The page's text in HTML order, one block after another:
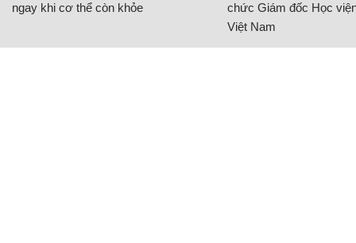
ngay khi cơ thể còn khỏe
chức Giám đốc Học
Việt Nam